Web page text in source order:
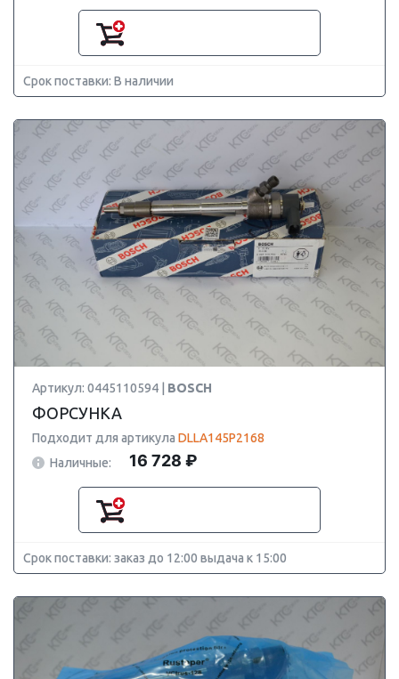
Срок поставки: В наличии
Артикул: 0445110594 | BOSCH
ФОРСУНКА
Подходит для артикула DLLA145P2168
Наличные:
16 728 ₽
Срок поставки: заказ до 12:00 выдача к 15:00